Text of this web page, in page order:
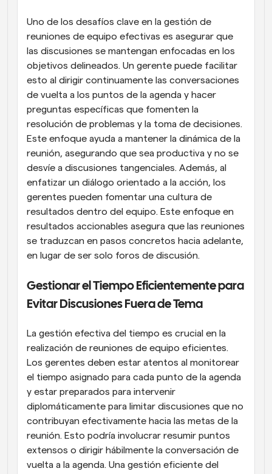
Uno de los desafíos clave en la gestión de
reuniones de equipo efectivas es asegurar que
las discusiones se mantengan enfocadas en los
objetivos delineados. Un gerente puede facilitar
esto al dirigir continuamente las conversaciones
de vuelta a los puntos de la agenda y hacer
preguntas específicas que fomenten la
resolución de problemas y la toma de decisiones.
Este enfoque ayuda a mantener la dinámica de la
reunión, asegurando que sea productiva y no se
desvíe a discusiones tangenciales. Además, al
enfatizar un diálogo orientado a la acción, los
gerentes pueden fomentar una cultura de
resultados dentro del equipo. Este enfoque en
resultados accionables asegura que las reuniones
se traduzcan en pasos concretos hacia adelante,
en lugar de ser solo foros de discusión.
Gestionar el Tiempo Eficientemente para
Evitar Discusiones Fuera de Tema
La gestión efectiva del tiempo es crucial en la
realización de reuniones de equipo eficientes.
Los gerentes deben estar atentos al monitorear
el tiempo asignado para cada punto de la agenda
y estar preparados para intervenir
diplomáticamente para limitar discusiones que no
contribuyan efectivamente hacia las metas de la
reunión. Esto podría involucrar resumir puntos
extensos o dirigir hábilmente la conversación de
vuelta a la agenda. Una gestión eficiente del